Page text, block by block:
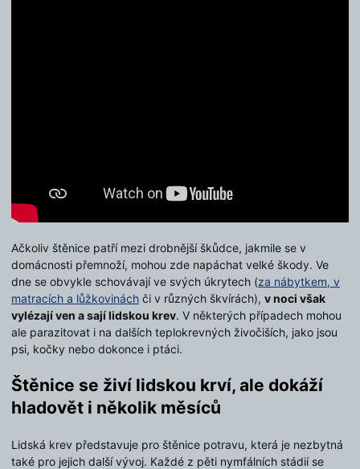
Ačkoliv štěnice patří mezi drobnější škůdce, jakmile se v
domácnosti přemnoží, mohou zde napáchat velké škody. Ve
dne se obvykle schovávají ve svých úkrytech (za nábytkem, v
matracích a lůžkovinách či v různých škvírách), v noci však
vylézají ven a sají lidskou krev. V některých případech mohou
ale parazitovat i na dalších teplokrevných živočiších, jako jsou
psi, kočky nebo dokonce i ptáci.
Štěnice se živí lidskou krví, ale dokáží
hladovět i několik měsíců
Lidská krev představuje pro štěnice potravu, která je nezbytná
také pro jejich další vývoj. Každé z pěti nymfálních stádií se